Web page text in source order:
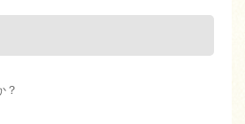
？